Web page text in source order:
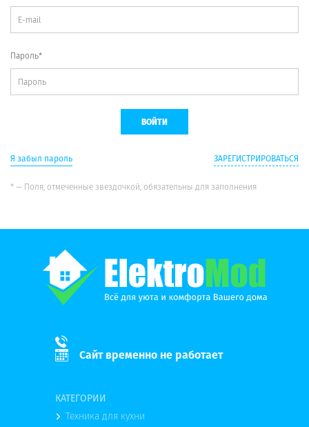
Пароль*
Я забыл пароль ЗАРЕГИСТРИРОВАТЬСЯ
* — Поля, отмеченные звездочкой, обязательны для заполнения
Сайт временно не работает
КАТЕГОРИИ
Техника для кухни